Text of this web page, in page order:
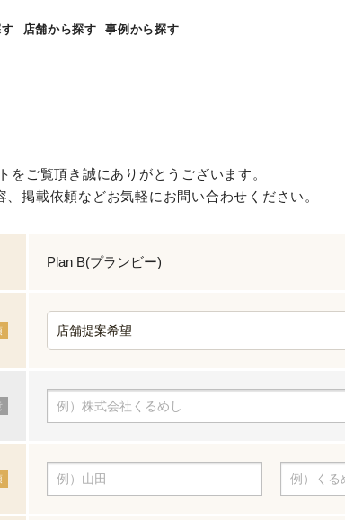
店舗から探す 事例から探す
をご覧頂き誠にありがとうございます。
掲載依頼などお気軽にお問い合わせください。
Plan B(プランビー)